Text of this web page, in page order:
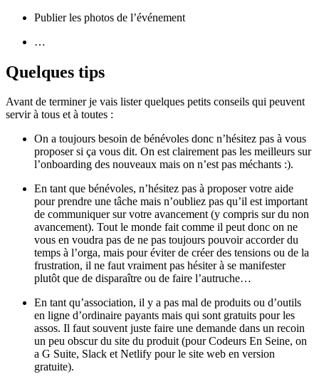
Publier les photos de l’événement
…
Quelques tips
Avant de terminer je vais lister quelques petits conseils qui peuvent
servir à tous et à toutes :
On a toujours besoin de bénévoles donc n’hésitez pas à vous
proposer si ça vous dit. On est clairement pas les meilleurs sur
l’onboarding des nouveaux mais on n’est pas méchants :).
En tant que bénévoles, n’hésitez pas à proposer votre aide
pour prendre une tâche mais n’oubliez pas qu’il est important
de communiquer sur votre avancement (y compris sur du non
avancement). Tout le monde fait comme il peut donc on ne
vous en voudra pas de ne pas toujours pouvoir accorder du
temps à l’orga, mais pour éviter de créer des tensions ou de la
frustration, il ne faut vraiment pas hésiter à se manifester
plutôt que de disparaître ou de faire l’autruche…
En tant qu’association, il y a pas mal de produits ou d’outils
en ligne d’ordinaire payants mais qui sont gratuits pour les
assos. Il faut souvent juste faire une demande dans un recoin
un peu obscur du site du produit (pour Codeurs En Seine, on
a G Suite, Slack et Netlify pour le site web en version
gratuite).